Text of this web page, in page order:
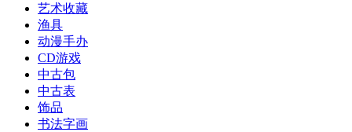
艺术收藏
渔具
动漫手办
CD游戏
中古包
中古表
饰品
书法字画